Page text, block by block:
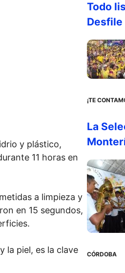
y plástico,
11 horas en
a limpieza y
en 15 segundos,
la piel, es la clave
Todo
Desfile
¡TE
La
CÓRDOBA